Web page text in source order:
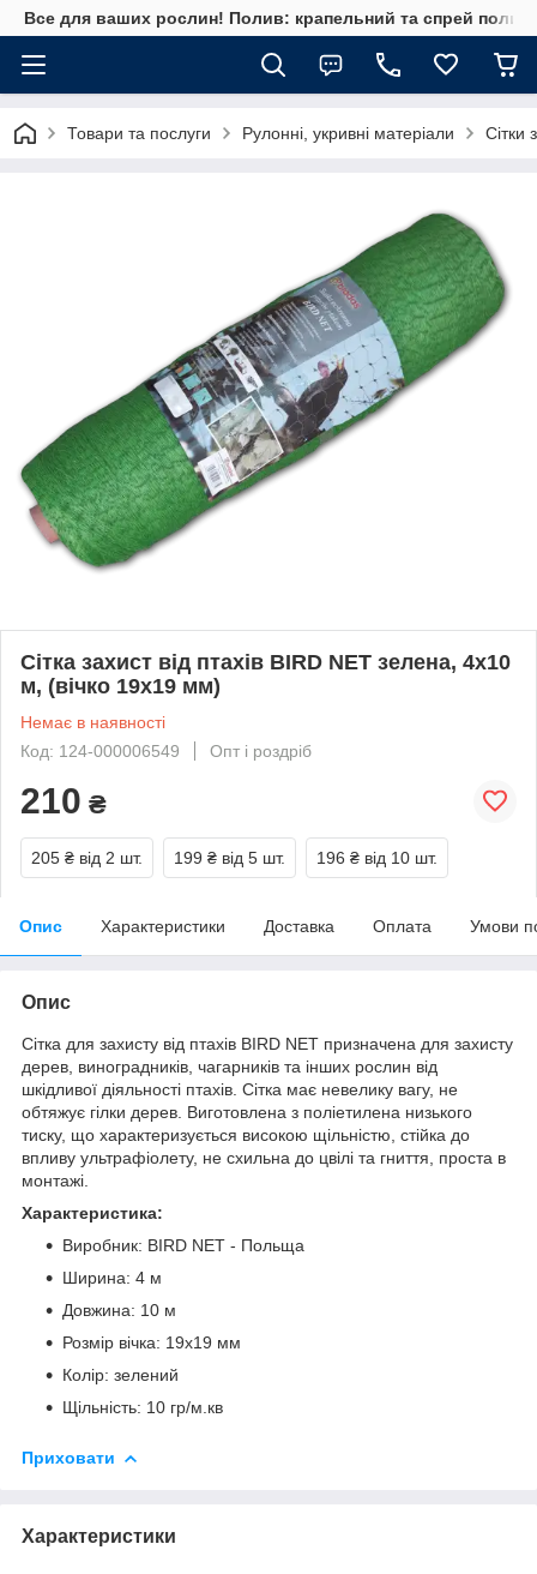
Все для ваших рослин! Полив: крапельний та спрей полив,
Товари та послуги Рулонні, укривні матеріали Сітки
Сітка захист від птахів BIRD NET зелена, 4х10
м, (вічко 19х19 мм)
Немає в наявності
Код: 124-000006549
Опт і роздріб
210 ₴
205 ₴ від 2 шт. 199 ₴ від 5 шт. 196 ₴ від 10 шт.
Опис Характеристики Доставка Оплата Умови
Опис
Сітка для захисту від птахів BIRD NET призначена для захисту
дерев, виноградників, чагарників та інших рослин від
шкідливої діяльності птахів. Сітка має невелику вагу, не
обтяжує гілки дерев. Виготовлена з поліетилена низького
тиску, що характеризується високою щільністю, стійка до
впливу ультрафіолету, не схильна до цвілі та гниття, проста в
монтажі.
Характеристика:
Виробник: BIRD NET - Польща
Ширина: 4 м
Довжина: 10 м
Розмір вічка: 19х19 мм
Колір: зелений
Щільність: 10 гр/м.кв
Приховати
Характеристики